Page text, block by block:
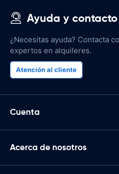
Ayuda y contacto
¿Necesitas ayuda? Contacta
expertos en alquileres.
Atención al cliente
Cuenta
Acerca de nosotros